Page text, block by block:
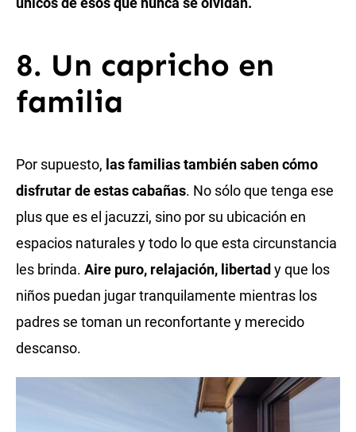
8. Un capricho en
familia
Por supuesto, las familias también saben cómo
disfrutar de estas cabañas. No sólo que tenga ese
plus que es el jacuzzi, sino por su ubicación en
espacios naturales y todo lo que esta circunstancia
les brinda. Aire puro, relajación, libertady que los
niños puedan jugar tranquilamente mientras los
padres se toman un reconfortante y merecido
descanso.